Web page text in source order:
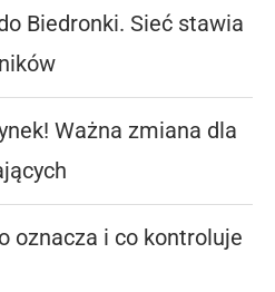
Biedronki. Sieć stawia
Ważna zmiana dla
oznacza i co kontroluje